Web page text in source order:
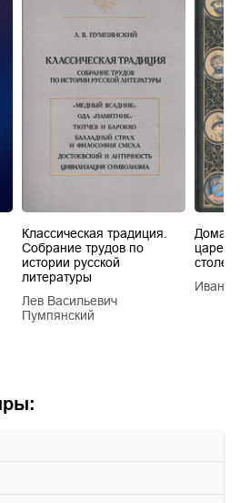
Классическая традиция.
Собрание трудов по
истории русской
литературы
Лев Васильевич
Пумпянский
царей
Иван